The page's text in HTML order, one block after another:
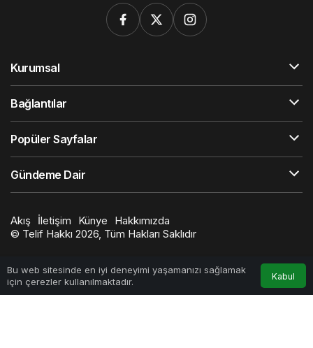
Bu web sitesinde en iyi deneyimi yaşamanızı sağlamak
için çerezler kullanılmaktadır.
Kabul
Anasayfa Akış Bildirimler
0
Kurumsal
Bağlantılar
Popüler Sayfalar
Gündeme Dair
Akış İletişim Künye
Hakkımızda
© Telif Hakkı 2026, Tüm Hakları Saklıdır